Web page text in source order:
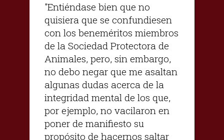
"Entiéndase bien que no
quisiera que se confundiesen
con los beneméritos miembros
de la Sociedad Protectora de
Animales, pero, sin embargo,
no debo negar que me asaltan
algunas dudas acerca de la
integridad mental de los que,
por ejemplo, no vacilaron en
poner de manifiesto su
propósito de hacernos saltar